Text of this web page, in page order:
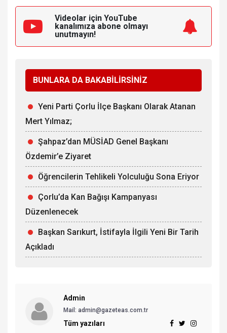
Videolar için YouTube
kanalımıza abone olmayı
unutmayın!
BUNLARA DA BAKABİLİRSİNİZ
Yeni Parti Çorlu İlçe Başkanı Olarak Atanan
Mert Yılmaz;
Şahpaz’dan MÜSİAD Genel Başkanı
Özdemir’e Ziyaret
Öğrencilerin Tehlikeli Yolculuğu Sona Eriyor
Çorlu’da Kan Bağışı Kampanyası
Düzenlenecek
Başkan Sarıkurt, İstifayla İlgili Yeni Bir Tarih
Açıkladı
Admin
Mail: admin@gazeteas.com.tr
Tüm yazıları